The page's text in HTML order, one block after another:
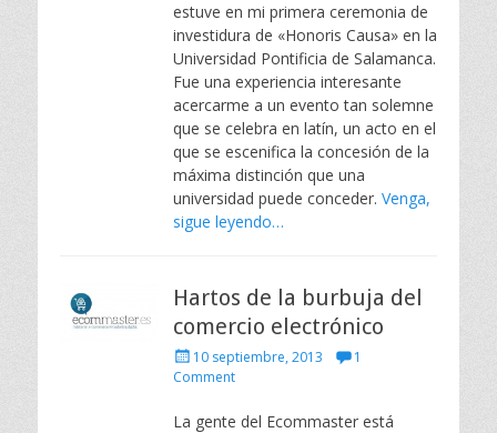
e
d
o
n
estuve en mi primera ceremonia de
investidura de «Honoris Causa» en la
Universidad Pontificia de Salamanca.
Fue una experiencia interesante
acercarme a un evento tan solemne
que se celebra en latín, un acto en el
que se escenifica la concesión de la
máxima distinción que una
universidad puede conceder. Venga,
sigue leyendo…
Hartos de la burbuja del
comercio electrónico
P
o
t
10 septiembre, 2013
1
Comment
La gente del Ecommaster está